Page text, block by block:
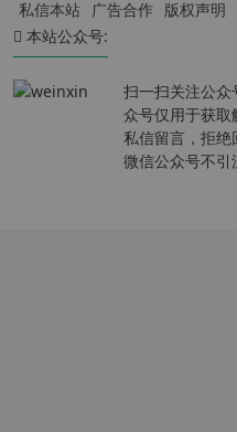
私信本站 广告合作 版权声明
本站公众号:
扫一扫关注公众
众号仅用于获
私信留言，拒绝
微信公众号不引